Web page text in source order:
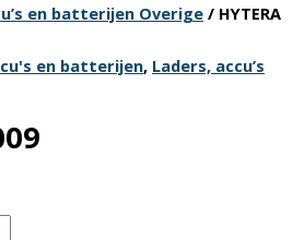
en batterijen Overige / HYTERA
en batterijen, Laders, accu’s